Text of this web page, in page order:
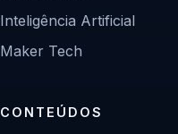
Inteligência Artificial
Maker Tech
CONTEÚDOS